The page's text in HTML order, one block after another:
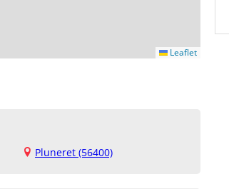
Leaflet
Pluneret (56400)